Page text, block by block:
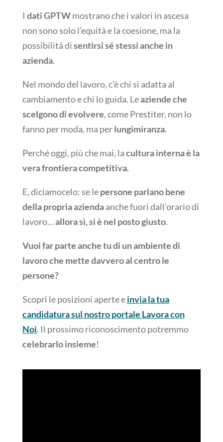
I dati GPTWmostrano che i valori in ascesa
non sono solo l’equità e la coesione, ma la
possibilità disentirsi sé stessi anche in
azienda.
Nel mondo del lavoro, c’è chi si adatta al
cambiamento e chi lo guida. Leaziende che
scelgono di evolvere, come Prestiter, non lo
fanno per moda, ma perlungimiranza.
Perché oggi, più che mai, lacultura interna è la
vera frontiera competitiva.
E, diciamocelo: se lepersone parlano bene
della propria aziendaanche fuori dall’orario di
lavoro…allora sì, si è nel posto giusto.
Vuoi far parte anche tu di un ambiente di
lavoro che mette davvero al centro le
persone?
Scopri le posizioni aperte einvia la tua
candidatura sul nostro portale Lavora con
Noi. Il prossimo riconoscimento potremmo
celebrarlo insieme!